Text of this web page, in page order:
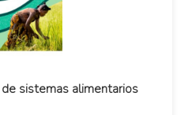
sistemas alimentarios